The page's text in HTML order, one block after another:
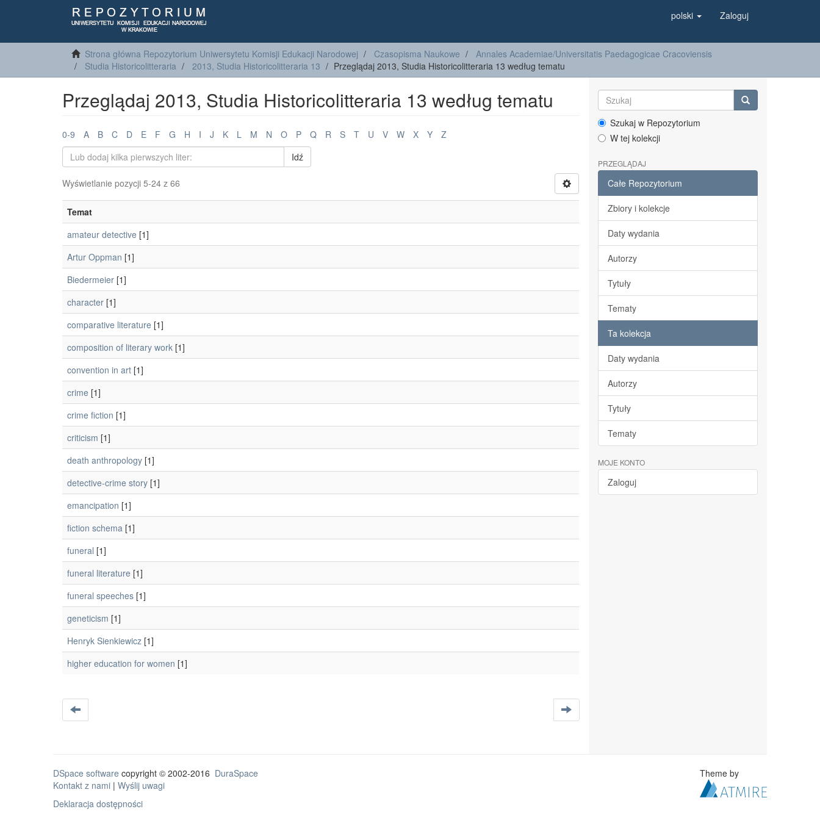
polski Zaloguj
Strona główna Repozytorium Uniwersytetu Komisji Edukacji Narodowej Czasopisma Naukowe
Annales Academiae/Universitatis Paedagogicae Cracoviensis
Studia Historicolitteraria
2013, Studia Historicolitteraria 13 Przeglądaj 2013, Studia Historicolitteraria 13 według tematu
Przeglądaj 2013, Studia Historicolitteraria 13 według tematu
0-9 A B C D E F G H I J K L M N O P Q R S T U V W X Y
Z
Idź
Wyświetlanie pozycji 5-24 z 66
Temat
amateur detective [1]
Artur Oppman [1]
Biedermeier [1]
character [1]
comparative literature [1]
composition of literary work [1]
convention in art [1]
crime [1]
crime fiction [1]
criticism [1]
death anthropology [1]
detective-crime story [1]
emancipation [1]
fiction schema [1]
funeral [1]
funeral literature [1]
funeral speeches [1]
geneticism [1]
Henryk Sienkiewicz [1]
higher education for women [1]
Szukaj w Repozytorium
W tej kolekcji
PRZEGLĄDAJ
Całe Repozytorium
Zbiory i kolekcje
Daty wydania
Autorzy
Tytuły
Tematy
Ta kolekcja
Daty wydania
Autorzy
Tytuły
Tematy
MOJE KONTO
Zaloguj
DSpace software copyright © 2002-2016 DuraSpace
Kontakt z nami | Wyślij uwagi
Deklaracja dostępności
Theme by